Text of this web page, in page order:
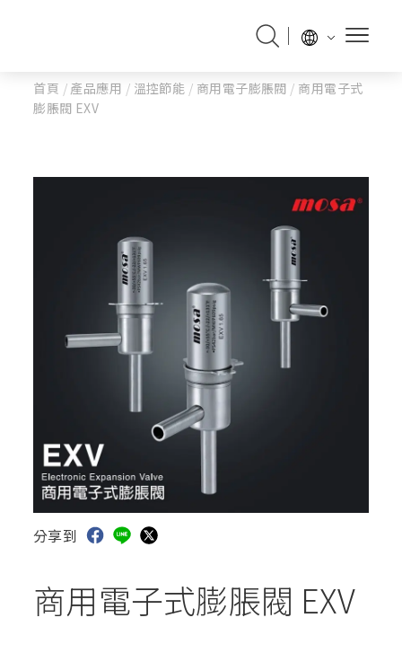
首頁 /產品應用 / 溫控節能 / 商用電子膨脹閥 / 商用電子式
膨脹閥 EXV
分享到
商用電子式膨脹閥 EXV